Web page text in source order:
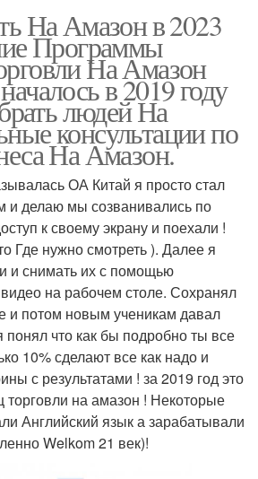
На Амазон в 2023
Программы
На Амазон
в 2019 году
людей На
консультации по
На Амазон.
ОА Китай я просто стал
и делаю мы созванивались по
к своему экрану и поехали !
Где нужно смотреть ). Далее я
и снимать их с помощью
на рабочем столе. Сохранял
и потом новым ученикам давал
понял что как бы подробно ты все
10% сделают все как надо и
с результатами ! за 2019 год это
торговли на амазон ! Некоторые
Английский язык а зарабатывали
Welkom 21 век)!